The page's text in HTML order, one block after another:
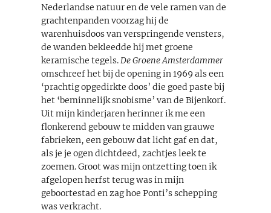
Nederlandse natuur en de vele ramen van de
grachtenpanden voorzag hij de
warenhuisdoos van verspringende vensters,
de wanden bekleedde hij met groene
keramische tegels. De Groene Amsterdammer
omschreef het bij de opening in 1969 als een
‘prachtig opgedirkte doos’ die goed paste bij
het ‘beminnelijk snobisme’ van de Bijenkorf.
Uit mijn kinderjaren herinner ik me een
flonkerend gebouw te midden van grauwe
fabrieken, een gebouw dat licht gaf en dat,
als je je ogen dichtdeed, zachtjes leek te
zoemen. Groot was mijn ontzetting toen ik
afgelopen herfst terug was in mijn
geboortestad en zag hoe Ponti’s schepping
was verkracht.